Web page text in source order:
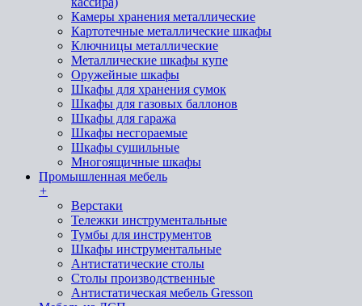
Камеры хранения металлические
Картотечные металлические шкафы
Ключницы металлические
Металлические шкафы купе
Оружейные шкафы
Шкафы для хранения сумок
Шкафы для газовых баллонов
Шкафы для гаража
Шкафы несгораемые
Шкафы сушильные
Многоящичные шкафы
Промышленная мебель
+
Верстаки
Тележки инструментальные
Тумбы для инструментов
Шкафы инструментальные
Антистатические столы
Столы производственные
Антистатическая мебель Gresson